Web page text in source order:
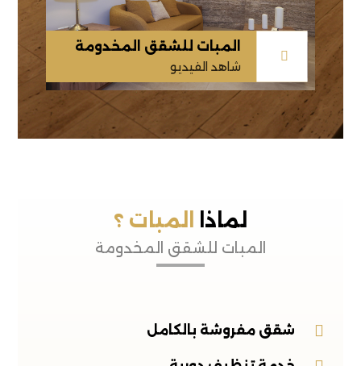
المبات للشقق المخدومة
شاهد الفيديو
لماذا المبات ؟
المبات للشقق المخدومة
شقق مفروشة بالكامل